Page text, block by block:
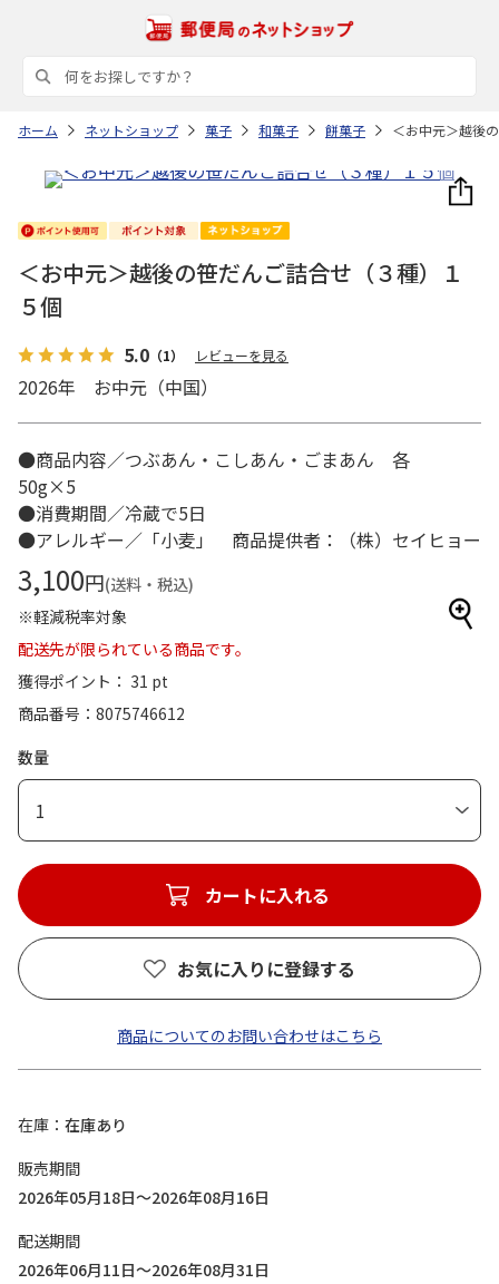
ホーム ネットショップ 菓子 和菓子 餅菓子 ＜お中元＞越後
＜お中元＞越後の笹だんご詰合せ（３種）１
５個
5.0 （1） レビューを見る
2026年 お中元（中国）
●商品内容／つぶあん・こしあん・ごまあん 各
50g×5
●消費期間／冷蔵で5日
●アレルギー／「小麦」 商品提供者：（株）セイヒョー
3,100円(送料・税込)
※軽減税率対象
配送先が限られている商品です。
獲得ポイント： 31 pt
商品番号
8075746612
数量
1
カートに入れる
お気に入りに登録する
商品についてのお問い合わせはこちら
在庫
在庫あり
販売期間
2026年05月18日～2026年08月16日
配送期間
2026年06月11日～2026年08月31日